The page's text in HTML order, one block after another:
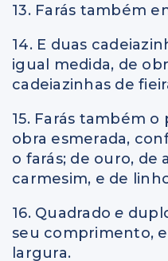
13. Farás também
14. E duas
igual medida, de
cadeiazinhas de
15. Farás também
obra esmerada,
o farás; de ouro, de
carmesim, e de
16. Quadradoe
seu comprimento,
largura.